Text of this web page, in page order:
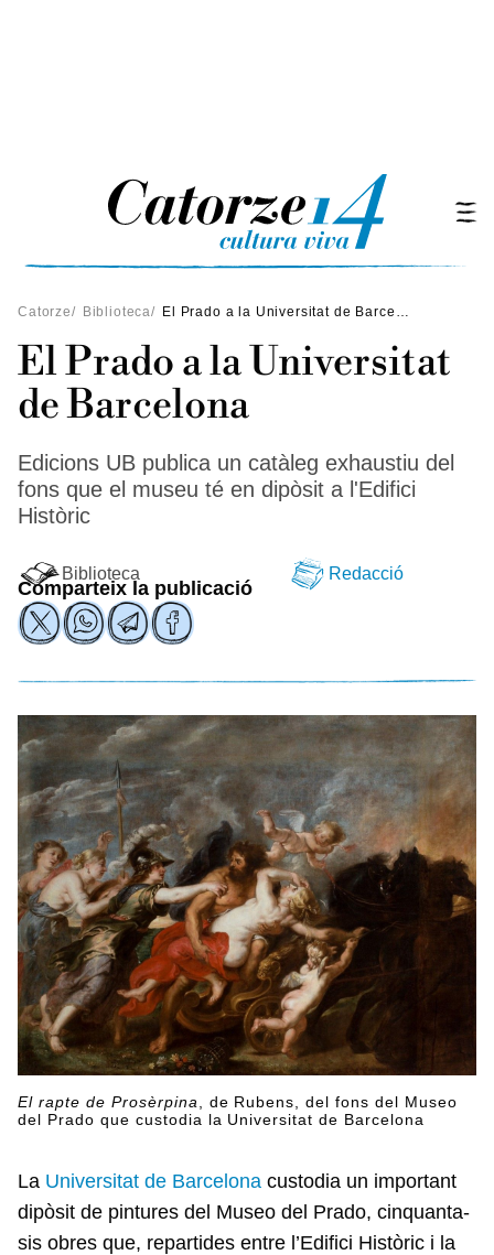
Catorze/ Biblioteca/ El Prado a la Universitat de Barcelona
El Prado a la Universitat
de Barcelona
Edicions UB publica un catàleg exhaustiu del
fons que el museu té en dipòsit a l'Edifici
Històric
Biblioteca Redacció
Comparteix la publicació
El rapte de Prosèrpina , de Rubens, del fons del Museo
del Prado que custodia la Universitat de Barcelona
La Universitat de Barcelona custodia un important
dipòsit de pintures del Museo del Prado, cinquanta-
sis obres que, repartides entre l’Edifici Històric i la